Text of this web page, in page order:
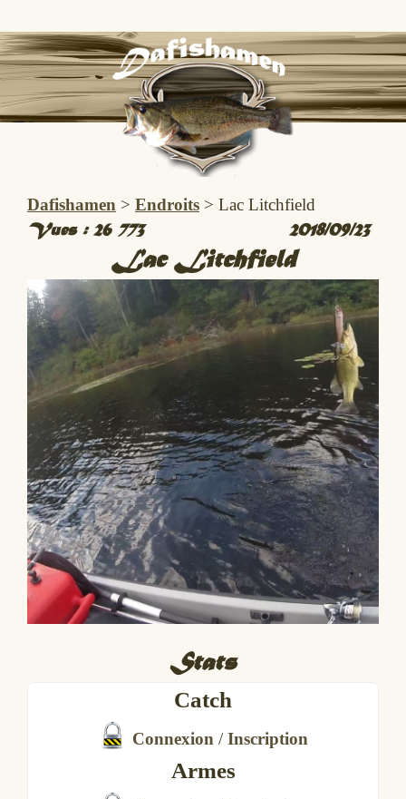
Dafishamen > Endroits > Lac Litchfield
Vues :26 773 2018/09/23
Lac Litchfield
Stats
Catch
Connexion /Inscription
Armes